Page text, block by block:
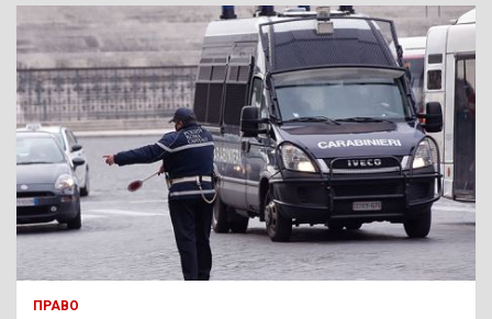
к
ПРАВО